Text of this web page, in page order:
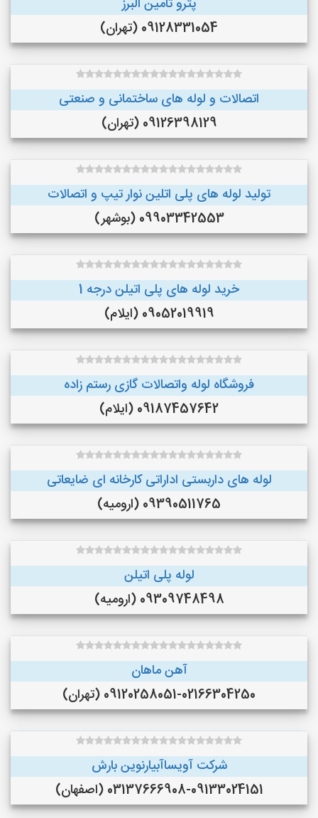
پترو تامین البرز
09128331054 (تهران)
اتصالات و لوله های ساختمانی و صنعتی
09126398129 (تهران)
تولید لوله های پلی اتلین نوار تیپ و اتصالات
09903342553 (بوشهر)
خرید لوله های پلی اتیلن درجه 1
09052019919 (ایلام)
فروشگاه لوله واتصالات گازی رستم زاده
09187457642 (ایلام)
لوله های داربستی اداراتی کارخانه ای ضایعاتی
09390511765 (ارومیه)
لوله پلی اتیلن
09309748498 (ارومیه)
آهن ماهان
09120258051-02166304250 (تهران)
شرکت آویساآبیارنوین بارش
03137666908-09133024151 (اصفهان)